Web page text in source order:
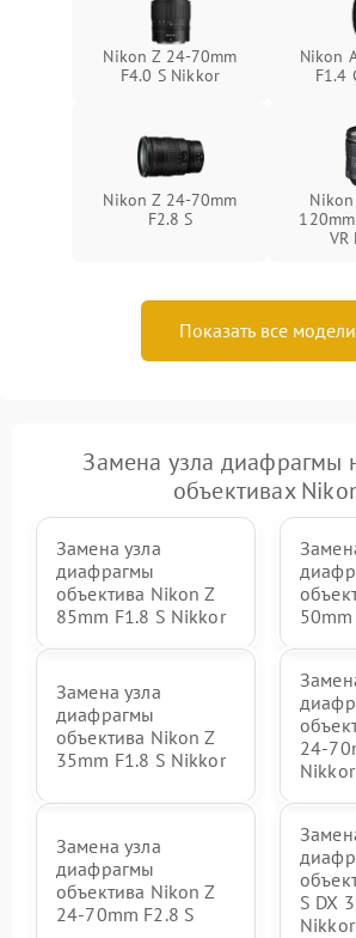
Nikon Z 24-70mm
F4.0 S Nikkor
Nikon
F1.4
Nikon Z 24-70mm
F2.8 S
VR
Показать все модели
Замена узла диафрагмы
объективах
Замена узла
диафрагмы
объектива Nikon Z
85mm F1.8 S Nikkor
Замена узла
диафрагмы
объектива Nikon Z
35mm F1.8 S Nikkor
24-
Nikkor
Замена узла
диафрагмы
объектива Nikon Z
24-70mm F2.8 S
S DX
Nikkor